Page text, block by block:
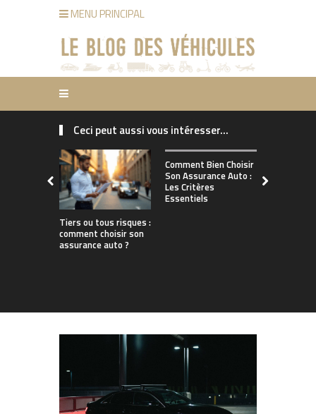
MENU PRINCIPAL
Ceci peut aussi vous intéresser...
Tiers ou tous risques :
comment choisir son
assurance auto ?
Comment Bien Choisir
Son Assurance Auto :
Les Critères
Essentiels